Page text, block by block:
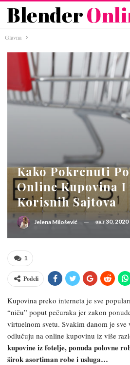
Glavna
Kako Pokrenuti
Online Kupovina I
Korisnih Sajtova
Jelena Milošević окт 30, 2020
1
Podeli
Kupovina preko interneta je sve
“niču” poput pečuraka jer zakon
virtuelnom svetu. Svakim danom je
odlučuju na online kupovinu iz više
kupovine iz fotelje, ponuda polovne
širok asortiman robe i usluga…